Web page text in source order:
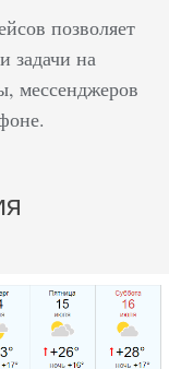
позволяет
задачи на
мессенджеров